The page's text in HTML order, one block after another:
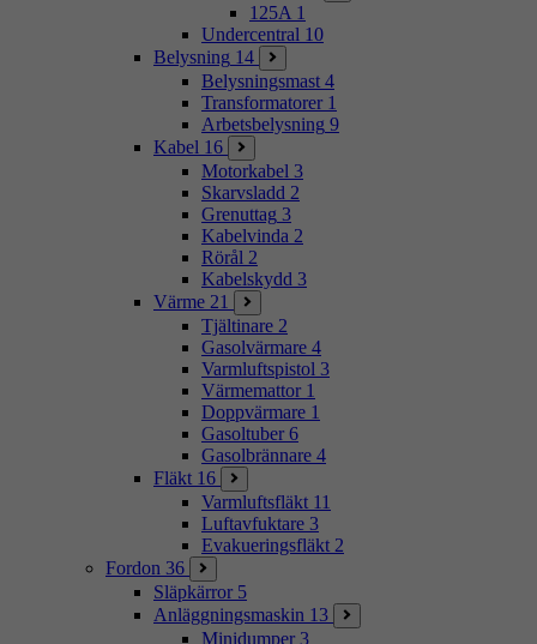
125A 1
Undercentral 10
Belysning 14
Belysningsmast 4
Transformatorer 1
Arbetsbelysning 9
Kabel 16
Motorkabel 3
Skarvsladd 2
Grenuttag 3
Kabelvinda 2
Rörål 2
Kabelskydd 3
Värme 21
Tjältinare 2
Gasolvärmare 4
Varmluftspistol 3
Värmemattor 1
Doppvärmare 1
Gasoltuber 6
Gasolbrännare 4
Fläkt 16
Varmluftsfläkt 11
Luftavfuktare 3
Evakueringsfläkt 2
Fordon 36
Släpkärror 5
Anläggningsmaskin 13
Minidumper 3